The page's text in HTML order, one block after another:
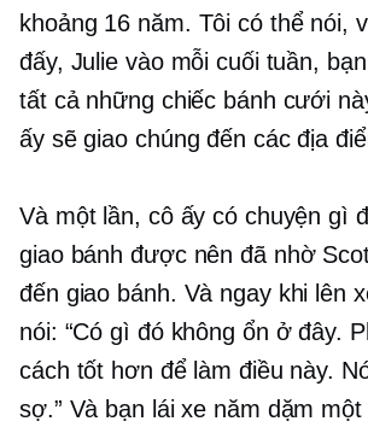
khoảng 16 năm. Tôi có thể nói,
đấy, Julie vào mỗi cuối tuần,
tất cả những chiếc bánh cưới
ấy sẽ giao chúng đến các địa
Và một lần, cô ấy có chuyện gì
giao bánh được nên đã nhờ
đến giao bánh. Và ngay khi lên
nói: “Có gì đó không ổn ở đây.
cách tốt hơn để làm điều này.
sợ.” Và bạn lái xe năm dặm